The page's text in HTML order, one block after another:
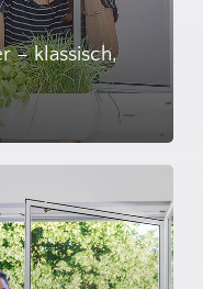
Produkte
– klassisch,